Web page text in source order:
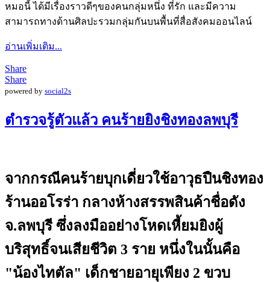
หมอนี้ ได้มีเรื่องราวดีๆของคนกลุ่มหนึ่ง ที่รัก และมีความ
สามารถทางด้านศิลปะรวมกลุ่มกันบนพื้นที่สื่อสังคมออนไลน์
อ่านเพิ่มเติม...
Share
Share
powered by social2s
ตำรวจรู้ตัวแล้ว คนร้ายยิงชิงทองลพบุรี
จากกรณีคนร้ายบุกเดี่ยวใช้อาวุธปืนชิงทอง
ร้านออโรร่า กลางห้างสรรพสินค้าชื่อดัง
จ.ลพบุรี ซึ่งลงมืออย่างโหดเหี้ยมยิงผู้
บริสุทธิ์จนเสียชีวิต 3 ราย หนึ่งในนั้นคือ
"น้องไทตัล" เด็กชายอายุเพียง 2 ขวบ